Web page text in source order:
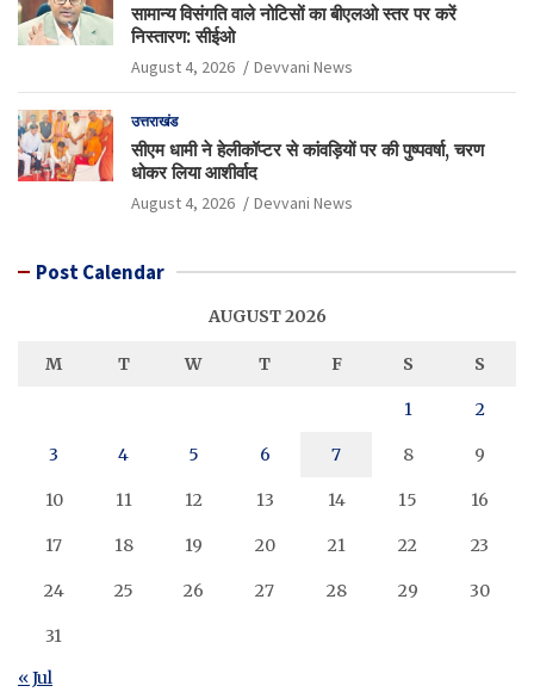
सामान्य विसंगति वाले नोटिसों का बीएलओ स्तर पर करें
निस्तारण: सीईओ
August 4, 2026 Devvani News
उत्तराखंड
सीएम धामी ने हेलीकॉप्टर से कांवड़ियों पर की पुष्पवर्षा, चरण
धोकर लिया आशीर्वाद
August 4, 2026 Devvani News
Post Calendar
AUGUST 2026
M T W T F S S
1 2
3 4 5 6 7 8 9
10 11 12 13 14 15 16
17 18 19 20 21 22 23
24 25 26 27 28 29 30
31
« Jul